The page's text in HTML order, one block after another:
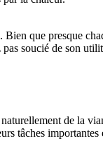
que presque
soucié de son
de la
tâches